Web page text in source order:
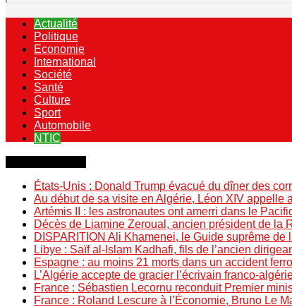
Actualité
Politique
Economie
International
Société
Santé
Culture
Sport
Automobile
NTIC
États-Unis : Donald Trump évacué du dîner des
Au début de sa visite en Algérie, Léon XIV appelle
Artémis II : les astronautes ont amerri dans le
Décès de Liamine Zeroual, ancien président de la
DISPARITION Ali Khamenei, le Guide suprême de
Libye : Saïf al-Islam Kadhafi, fils de l’ancien
Espagne : au moins 21 morts dans un accident
L’Algérie accepte de gracier l’écrivain franco-
France : Sébastien Lecornu reconduit Premier
France : Roland Lescure à l’Économie, Bruno Le